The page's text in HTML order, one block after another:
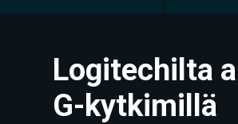
Logitechilta
G-kytkimillä